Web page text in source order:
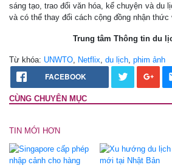
sáng tạo, trao đổi văn hóa, kể chuyện và du
và có thể thay đổi cách cộng đồng nhận thức
Trung tâm Thông tin du
Từ khóa: UNWTO Netflix du lịch phim ảnh
FACEBOOK
CÙNG CHUYÊN MỤC
TIN MỚI HƠN